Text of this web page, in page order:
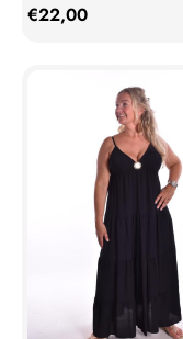
€22,00